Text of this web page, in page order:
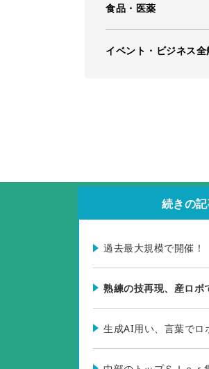
食品・医薬
イベント・ビジネス全
続きの
過去最大規模で開催！
熟練の技再現、産ロボ
生成AI用い、言葉でロ